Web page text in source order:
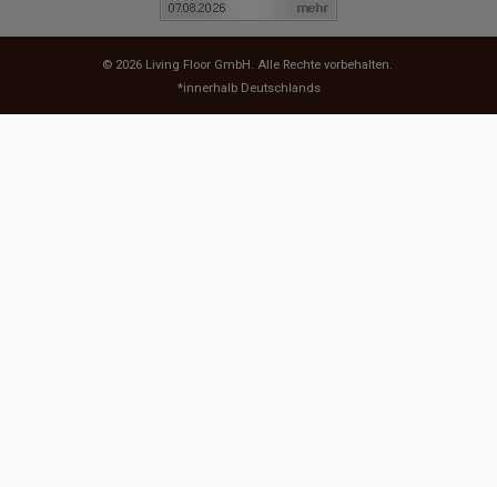
© 2026 Living Floor GmbH . Alle Rechte vorbehalten.
*innerhalb Deutschlands